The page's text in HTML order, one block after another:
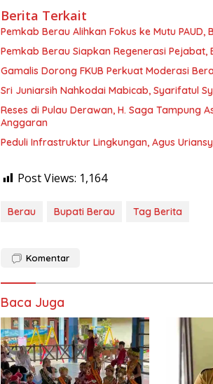
Berita Terkait
Pemkab Berau Alihkan Fokus ke Mutu
Pemkab Berau Siapkan Regenerasi Pejabat,
Gamalis Dorong FKUB Perkuat Moderasi
Sri Juniarsih Nahkodai Mabicab, Syarifatul
Reses di Pulau Derawan, H. Saga Tampung
Anggaran
Peduli Infrastruktur Lingkungan, Agus
Post Views: 1,164
Berau Bupati Berau Tag Berita
Komentar
Baca Juga